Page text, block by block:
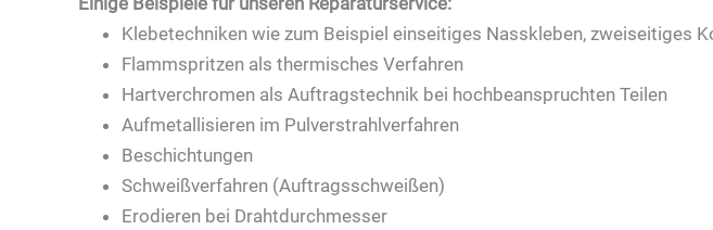
Klebetechniken wie zum Beispiel einseitiges Nasskleben, zweiseitiges
Flammspritzen als thermisches Verfahren
Hartverchromen als Auftragstechnik bei hochbeanspruchten Teilen
Aufmetallisieren im Pulverstrahlverfahren
Beschichtungen
Schweißverfahren (Auftragsschweißen)
Erodieren bei Drahtdurchmesser